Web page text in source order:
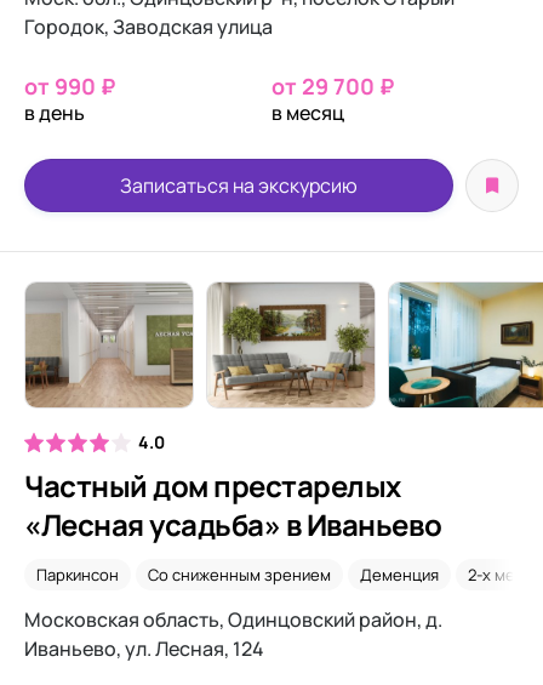
Городок, Заводская улица
от 990 ₽
в день
от 29 700 ₽
в месяц
Записаться на экскурсию
4.0
Частный дом престарелых
«Лесная усадьба» в Иваньево
Паркинсон Со сниженным зрением Деменция 2-х
Московская область, Одинцовский район, д.
Иваньево, ул. Лесная, 124